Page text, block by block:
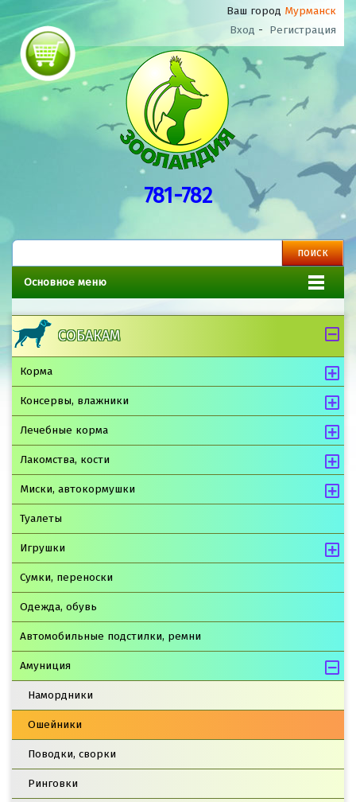
Ваш город Мурманск
Вход - Регистрация
781-782
Основное меню
СОБАКАМ
Корма
Консервы, влажники
Лечебные корма
Лакомства, кости
Миски, автокормушки
Туалеты
Игрушки
Сумки, переноски
Одежда, обувь
Автомобильные подстилки, ремни
Амуниция
Намордники
Ошейники
Поводки, сворки
Ринговки